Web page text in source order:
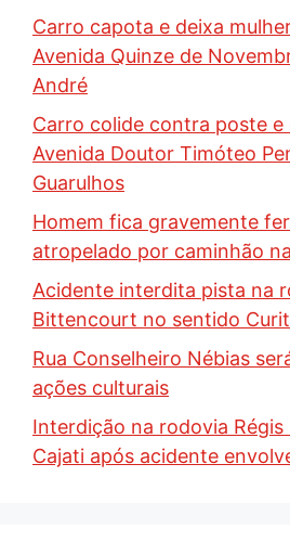
Carro capota e deixa
Avenida Quinze de
André
Carro colide contra poste e
Avenida Doutor Timóteo
Guarulhos
Homem fica gravemente
atropelado por caminhão
Acidente interdita pista na
Bittencourt no sentido
Rua Conselheiro Nébias
ações culturais
Interdição na rodovia
Cajati após acidente